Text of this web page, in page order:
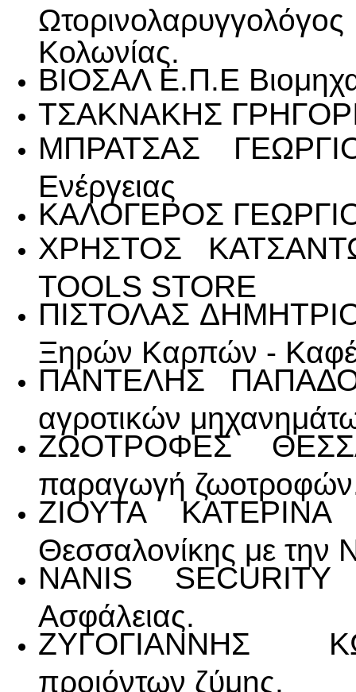
Κολωνίας.
ΒΙΟΣΑΛ Ε.Π.Ε
ΤΣΑΚΝΑΚΗΣ
ΜΠΡΑΤΣΑΣ
Ενέργειας
ΚΑΛΟΓΕΡΟΣ
ΧΡΗΣΤΟΣ
TOOLS STORE
ΠΙΣΤΟΛΑΣ
Ξηρών Καρπών -
ΠΑΝΤΕΛΗΣ
αγροτικών
ΖΩΟΤΡΟΦΕΣ
παραγωγή
ΖΙΟΥΤΑ ΚΑΤΕΡΙΝΑ
Θεσσαλονίκης με την
NANIS
Ασφάλειας.
ΖΥΓΟΓΙΑΝΝΗΣ
προιόντων ζύμης.